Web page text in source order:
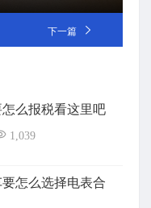
下一篇
么报税看这里吧
1,039
怎么选择电表合